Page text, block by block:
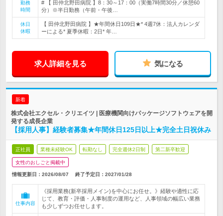
勤務
時間
# 【 田仲北野田病院 】8：30～17：00（実働7時間30分／休憩60
分）※半日勤務（午前・午後…
休日
休暇
【 田仲北野田病院 】★年間休日109日★* 4週7休：法人カレンダ
ーによる* 夏季休暇：2日* 年…
求人詳細を見る 気になる
新着
株式会社エクセル・クリエイツ | 医療機関向けパッケージソフトウェアを開
発する成長企業
【採用人事】経験者募集★年間休日125日以上★完全土日祝休み
正社員 業種未経験OK 転勤なし 完全週休2日制 第二新卒歓迎
女性のおしごと掲載中
情報更新日：2026/08/07 終了予定日： 2027/01/28
仕事内容
《採用業務(新卒採用メイン)を中心にお任せ。》経験や適性に応
じて、教育・評価・人事制度の運用など、人事領域の幅広い業務
も少しずつお任せします。